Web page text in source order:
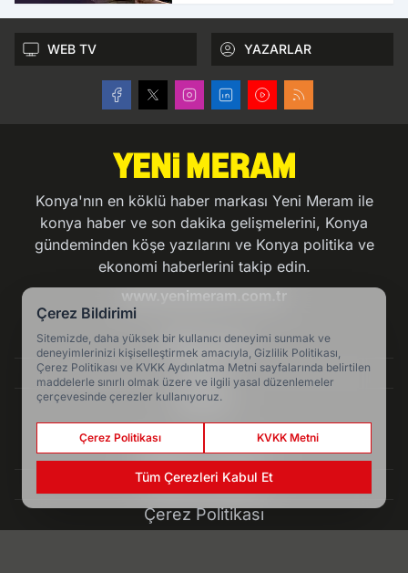
WEB TV YAZARLAR
Konya'nın en köklü haber markası Yeni Meram ile
konya haber ve son dakika gelişmelerini, Konya
gündeminden köşe yazılarını ve Konya politika ve
ekonomi haberlerini takip edin.
www.yenimeram.com.tr
Hakkımızda
Künye
Reklam
Kullanım Koşulları
Gizlilik Politikası
Çerez Politikası
Çerez Bildirimi
Sitemizde, daha yüksek bir kullanıcı deneyimi sunmak ve
deneyimlerinizi kişiselleştirmek amacıyla, Gizlilik Politikası,
Çerez Politikası ve KVKK Aydınlatma Metni sayfalarında belirtilen
maddelerle sınırlı olmak üzere ve ilgili yasal düzenlemeler
çerçevesinde çerezler kullanıyoruz.
Çerez Politikası KVKK Metni
Tüm Çerezleri Kabul Et